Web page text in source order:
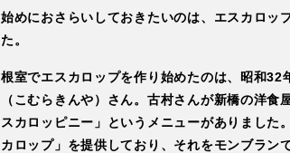
始めにおさらいしておきたいのは、エスカロッ
た。
根室でエスカロップを作り始めたのは、昭和
（こむらきんや）さん。古村さんが新橋の洋
スカロッピニー」というメニューがありました
カロップ」を提供しており、それをモンブラン